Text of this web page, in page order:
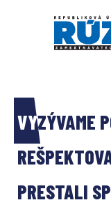
VYZÝVAME
PRESTALI